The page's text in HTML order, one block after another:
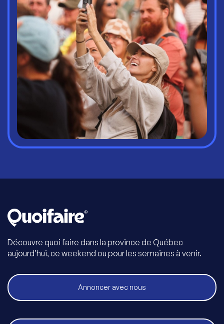
Découvre quoi faire dans la province de Québec
aujourd’hui, ce weekend ou pour les semaines à venir.
Annoncer avec nous